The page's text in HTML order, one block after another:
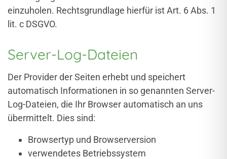
einzuholen. Rechtsgrundlage hierfür ist Art. 6 Abs. 1
lit. c DSGVO.
Server-Log-Dateien
Der Provider der Seiten erhebt und speichert
automatisch Informationen in so genannten Server-
Log-Dateien, die Ihr Browser automatisch an uns
übermittelt. Dies sind:
Browsertyp und Browserversion
verwendetes Betriebssystem